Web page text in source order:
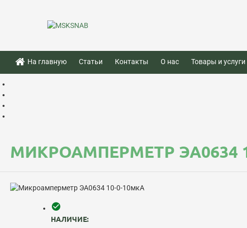
На главную Статьи Контакты О нас Товары и услуги
МИКРОАМПЕРМЕТР ЭА0634
НАЛИЧИЕ: